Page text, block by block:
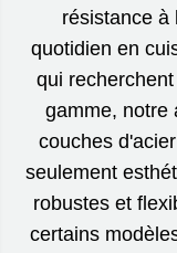
résistance à
quotidien en
qui
gamme, notre
couches
seulement
robustes et
certains